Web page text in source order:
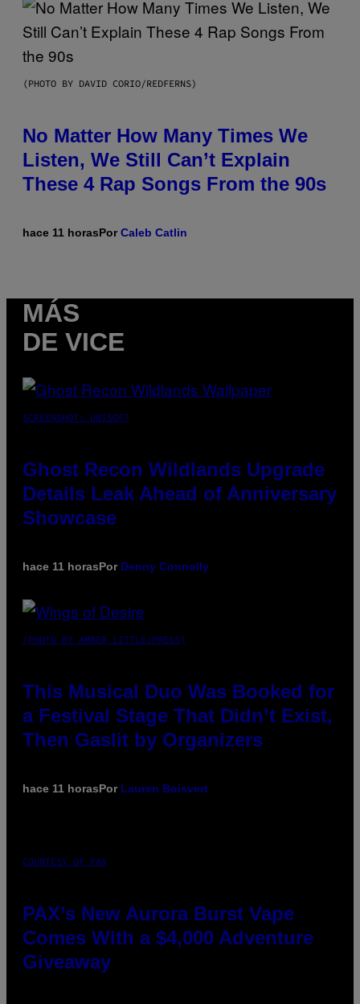
(PHOTO BY DAVID CORIO/REDFERNS)
No Matter How Many Times We
Listen, We Still Can’t Explain
These 4 Rap Songs From the 90s
hace 11 horasPorCaleb Catlin
MÁS
DE VICE
SCREENSHOT: UBISOFT
Ghost Recon Wildlands Upgrade
Details Leak Ahead of Anniversary
Showcase
hace 11 horasPor Denny Connolly
(PHOTO BY AMBER LITTLE/PRESS)
This Musical Duo Was Booked for
a Festival Stage That Didn’t Exist,
Then Gaslit by Organizers
hace 11 horasPor Lauren Boisvert
COURTESY OF PAX
PAX’s New Aurora Burst Vape
Comes With a $4,000 Adventure
Giveaway